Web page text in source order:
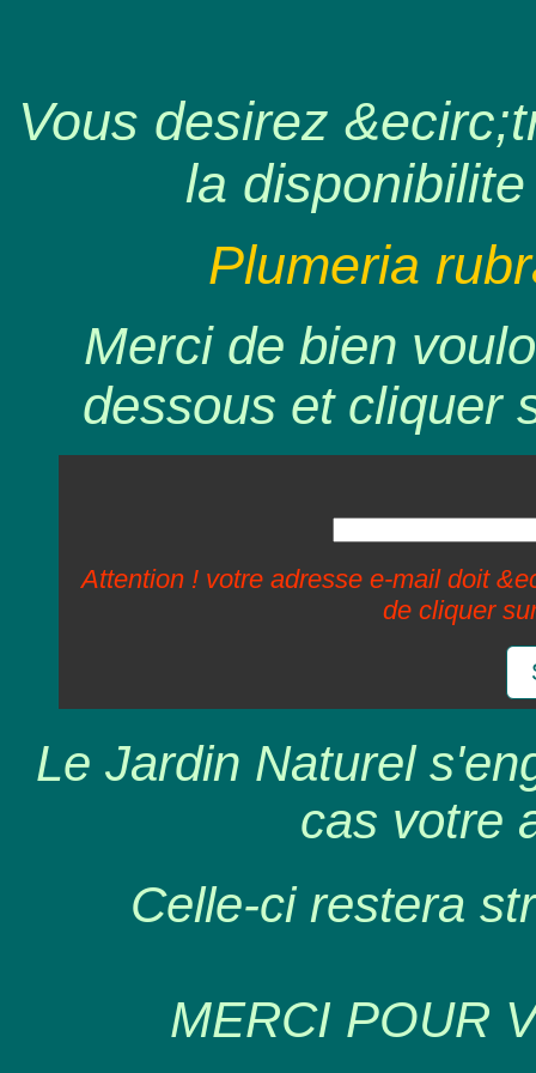
Vous desirez
la
Plumeria
Merci de bien
dessous et cliquer
Attention ! votre adresse e-mail doit
de cliquer
Le Jardin Naturel
cas votre
Celle-ci restera
MERCI POUR